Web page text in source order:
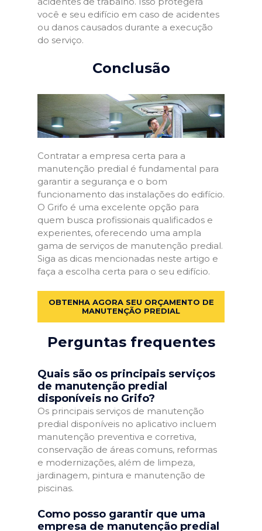
você e seu edifício em caso de acidentes
ou danos causados durante a execução
do serviço.
Conclusão
Contratar a empresa certa para a
manutenção predial é fundamental para
garantir a segurança e o bom
funcionamento das instalações do edifício.
O Grifo é uma excelente opção para
quem busca profissionais qualificados e
experientes, oferecendo uma ampla
gama de serviços de manutenção predial.
Siga as dicas mencionadas neste artigo e
faça a escolha certa para o seu edifício.
OBTENHA AGORA SEU ORÇAMENTO DE
MANUTENÇÃO PREDIAL
Perguntas frequentes
Quais são os principais serviços
de manutenção predial
disponíveis no Grifo?
Os principais serviços de manutenção
predial disponíveis no aplicativo incluem
manutenção preventiva e corretiva,
conservação de áreas comuns, reformas
e modernizações, além de limpeza,
jardinagem, pintura e manutenção de
piscinas.
Como posso garantir que uma
empresa de manutenção predial